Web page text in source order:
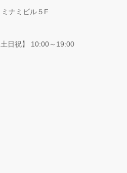
ナミビル５F
日祝】 10:00～19:00